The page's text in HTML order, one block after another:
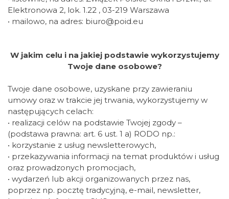
Elektronowa 2, lok. 1.22 , 03-219 Warszawa
• mailowo, na adres: biuro@poid.eu
W jakim celu i na jakiej podstawie wykorzystujemy
Twoje dane osobowe?
Twoje dane osobowe, uzyskane przy zawieraniu
umowy oraz w trakcie jej trwania, wykorzystujemy w
następujących celach:
• realizacji celów na podstawie Twojej zgody –
(podstawa prawna: art. 6 ust. 1 a) RODO np.:
• korzystanie z usług newsletterowych,
• przekazywania informacji na temat produktów i usług
oraz prowadzonych promocjach,
• wydarzeń lub akcji organizowanych przez nas,
poprzez np. pocztę tradycyjną, e-mail, newsletter,